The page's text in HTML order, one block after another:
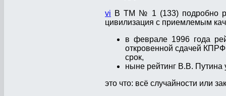
vi В ТМ № 1 (133) подробно
цивилизация с приемлемым
в феврале 1996 года
откровенной сдачей
срок,
ныне рейтинг В.В. Путина
это что: всё случайности или